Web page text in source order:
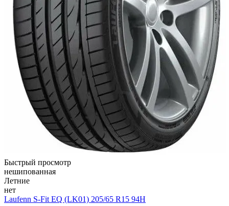
Быстрый просмотр
нешипованная
Летние
нет
Laufenn S-Fit EQ (LK01) 205/65 R15 94H